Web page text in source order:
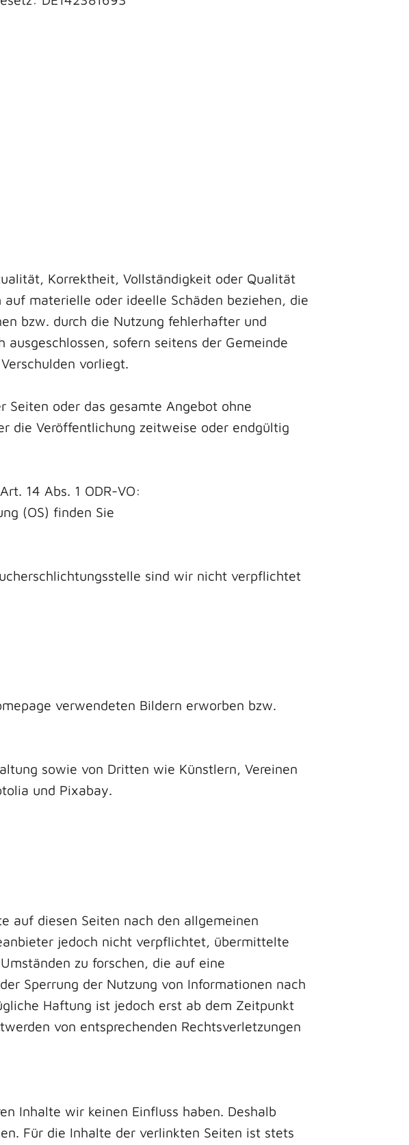
Korrektheit, Vollständigkeit oder Qualität
materielle oder ideelle Schäden beziehen, die
bzw. durch die Nutzung fehlerhafter und
sofern seitens der Gemeinde
vorliegt.
Seiten oder das gesamte Angebot ohne
die Veröffentlichung zeitweise oder endgültig
14 Abs. 1 ODR-VO:
(OS) finden Sie
sind wir nicht verpflichtet
verwendeten Bildern erworben bzw.
sowie von Dritten wie Künstlern, Vereinen
und Pixabay.
auf diesen Seiten nach den allgemeinen
jedoch nicht verpflichtet, übermittelte
zu forschen, die auf eine
Sperrung der Nutzung von Informationen nach
Haftung ist jedoch erst ab dem Zeitpunkt
von entsprechenden Rechtsverletzungen
Inhalte wir keinen Einfluss haben. Deshalb
Für die Inhalte der verlinkten Seiten ist stets